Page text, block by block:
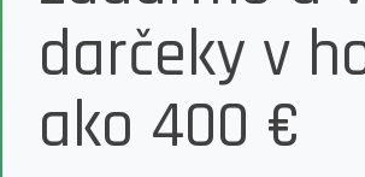
darčeky v
ako 400 €